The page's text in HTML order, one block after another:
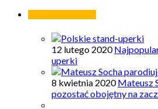
12 lutego 2020
uperki
8 kwietnia 2020 Mateusz
pozostać obojętny na